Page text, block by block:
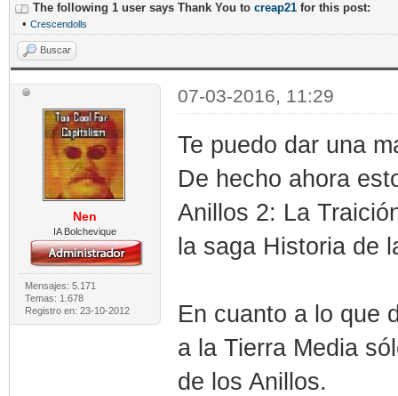
The following 1 user says Thank You to creap21 for this post:
• Crescendolls
Buscar
Nen
IA Bolchevique
Mensajes: 5.171
Temas: 1.678
Registro en: 23-10-2012
07-03-2016, 11:29
Te puedo dar una
De hecho ahora
Anillos 2: La
la saga Historia de
En cuanto a lo que
a la Tierra Media
de los Anillos.